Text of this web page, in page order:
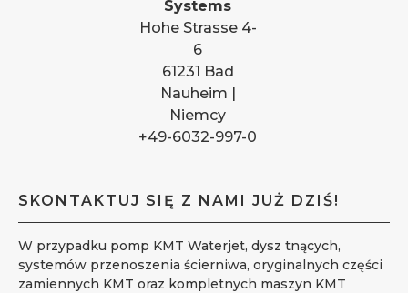
Systems
Hohe Strasse 4-
6
61231 Bad
Nauheim |
Niemcy
+49-6032-997-0
SKONTAKTUJ SIĘ Z NAMI JUŻ DZIŚ!
W przypadku pomp KMT Waterjet, dysz tnących,
systemów przenoszenia ścierniwa, oryginalnych części
zamiennych KMT oraz kompletnych maszyn KMT